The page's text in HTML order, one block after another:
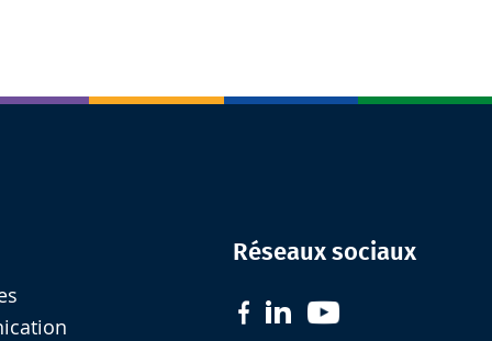
Réseaux sociaux